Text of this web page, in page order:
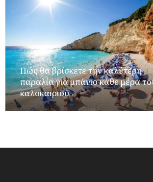
Πώς θα βρίσκετε την καλύτερη
παραλία για μπάνιο κάθε μέρα
καλοκαιριού